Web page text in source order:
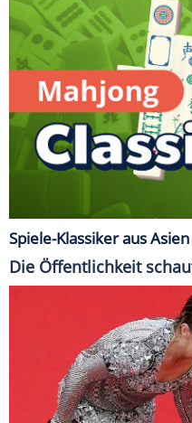
Spiele-Klassiker aus Asien
Die Öffentlichkeit